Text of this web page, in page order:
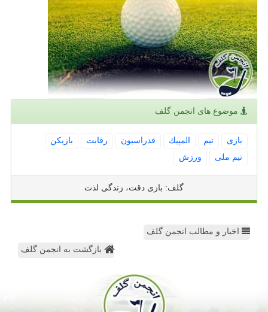
موضوع های انجمن گلف
بازی تیم المپیك فدراسیون رقابت
بازیكن
تیم ملی
ورزش
گلف: بازی دقت، زندگی لذت
اخبار و مطالب انجمن گلف
بازگشت به انجمن گلف